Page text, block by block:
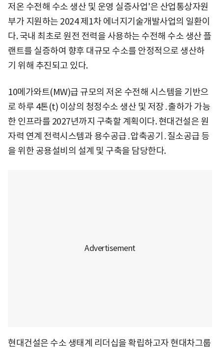
저온 수전해 수소 생산 및 운영 실증사업'은 산업통상자원
부가 지원하는 2024 제1차 에너지기술개발사업의 일환이
다. 국내 최초로 원전 전력을 사용하는 수전해 수소 생산 플
랜트를 실증하여 향후 대규모 수소를 안정적으로 생산하
기 위해 추진되고 있다.
10메가와트(MW)급 규모의 저온 수전해 시스템을 기반으
로 하루 4톤(t) 이상의 청정수소 생산 및 저장․출하가 가능
한 인프라를 2027년까지 구축할 계획이다. 현대건설은 원
자력 연계 전력시스템과 용수공급․압축공기․질소공급 등
을 위한 공용설비의 설계 및 구축을 담당한다.
현대건설은 수소 생태계 리더십을 확립하고자 현대차그룹